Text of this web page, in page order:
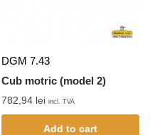
DGM 7.43
Cub motric (model 2)
782,94 lei incl. TVA
Add to cart